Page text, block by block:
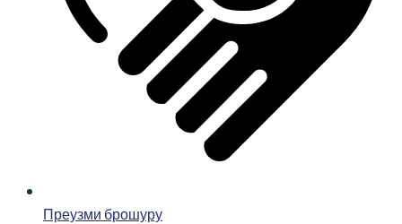
Преузми брошуру